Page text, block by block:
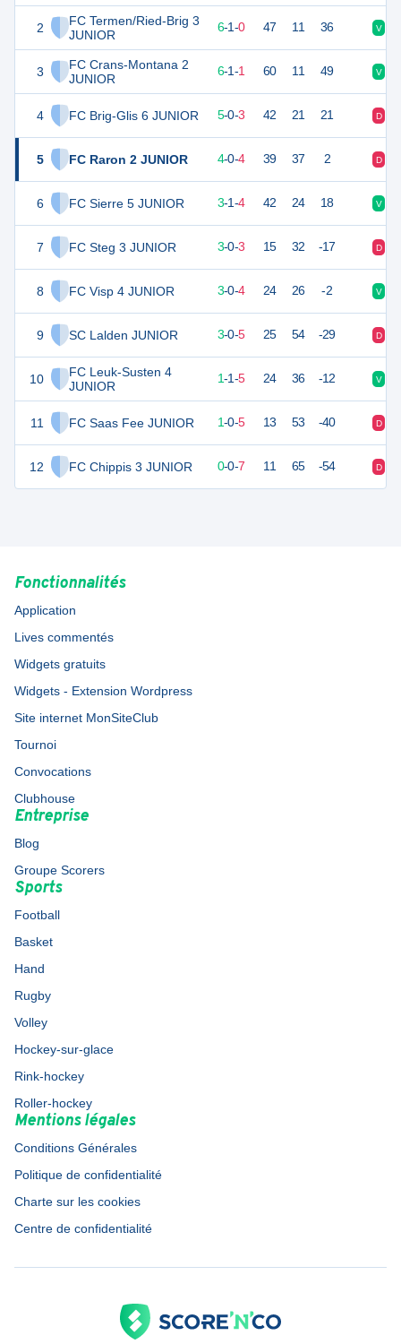
2
FC Termen/Ried-Brig 3
JUNIOR
3
FC Crans-Montana 2
JUNIOR
4 FC Brig-Glis 6 JUNIOR
5 FC Raron 2 JUNIOR
6 FC Sierre 5 JUNIOR
7 FC Steg 3 JUNIOR
8 FC Visp 4 JUNIOR
9 SC Lalden JUNIOR
10
FC Leuk-Susten 4
JUNIOR
11 FC Saas Fee JUNIOR
12 FC Chippis 3 JUNIOR
19 7 6-1-0 47 11 36 V
19 6-1-1 60 11 49 V
15 8 5-0-3 42 21 21 D
12 4-0-4 39 37 2 D
10 3-1-4 42 24 18 V
9 3-0-3 15 32 -17 D
9 3-0-4 24 26 -2 V
9 3-0-5 25 54 -29 D
4 1-1-5 24 36 -12 V
3 6 1-0-5 13 53 -40 D
0 7 0-0-7 11 65 -54 D
Fonctionnalités
Application
Lives commentés
Widgets gratuits
Widgets - Extension Wordpress
Site internet MonSiteClub
Tournoi
Convocations
Clubhouse
Entreprise
Blog
Groupe Scorers
Sports
Football
Basket
Hand
Rugby
Volley
Hockey-sur-glace
Rink-hockey
Roller-hockey
Mentions légales
Conditions Générales
Politique de confidentialité
Charte sur les cookies
Centre de confidentialité